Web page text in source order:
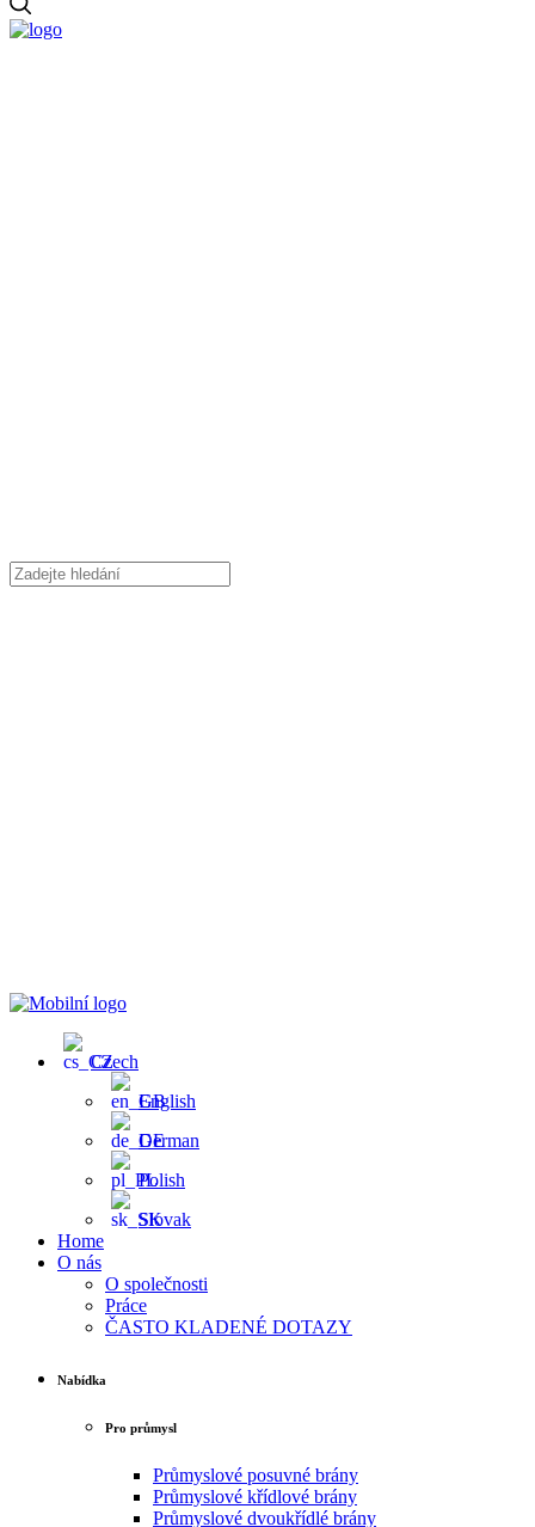
Czech
English
German
Polish
Slovak
Home
O nás
O společnosti
Práce
ČASTO KLADENÉ DOTAZY
Nabídka
Pro průmysl
Průmyslové posuvné brány
Průmyslové křídlové brány
Průmyslové dvoukřídlé brány